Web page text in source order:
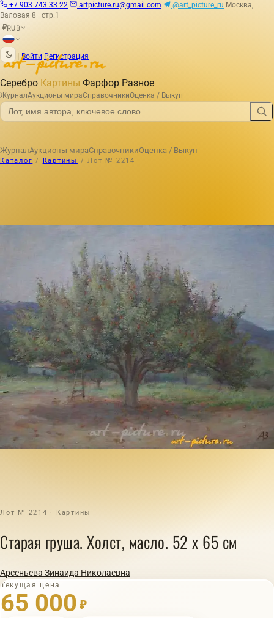
+7 903 743 33 22 artpicture.ru@gmail.com @art_picture_ru Москва,
Валовая 8 · стр.1
₽RUB
Войти Регистрация
Серебро Картины Фарфор Разное
ЖурналАукционы мираСправочникиОценка / Выкуп
ЖурналАукционы мираСправочникиОценка / Выкуп
Каталог / Картины / Лот № 2214
Лот № 2214 · Картины
Старая груша. Холст, масло. 52 х 65 см
Арсеньева Зинаида Николаевна
Текущая цена
65 000 ₽